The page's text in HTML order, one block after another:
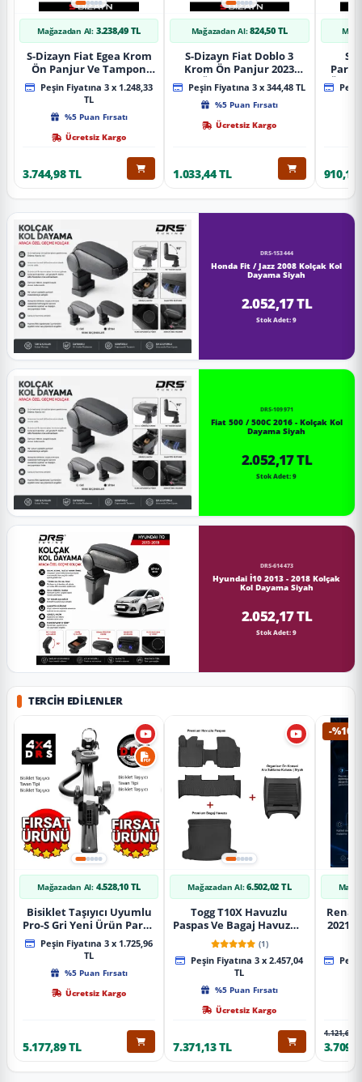
Mağazadan Al: 3.238,49 TL
S-Dizayn Fiat Egea Krom
Ön Panjur Ve Tampon
Çıta Seti Diamond Model
22 Prç. 2020 Üzeri (Parlak
Peşin Fiyatına 3 x 1.248,33
TL
%5 Puan Fırsatı
Ücretsiz Kargo
3.744,98 TL
Mağazadan Al: 824,50 TL
S-Dizayn Fiat Doblo 3
Krom Ön Panjur 2023
Üzeri A+ Kalite
Peşin Fiyatına 3 x 344,48 TL
%5 Puan Fırsatı
Ücretsiz Kargo
1.033,44 TL
S-
Ön
910,16
DRS-153444
Honda Fit / Jazz 2008 Kolçak Kol
Dayama Siyah
2.052,17 TL
Stok Adet: 9
DRS-109971
Fiat 500 / 500C 2016 - Kolçak Kol
Dayama Siyah
2.052,17 TL
Stok Adet: 9
DRS-614473
Hyundai İ10 2013 - 2018 Kolçak
Kol Dayama Siyah
2.052,17 TL
Stok Adet: 9
TERCIH EDILENLER
Mağazadan Al: 4.528,10 TL
Bisiklet Taşıyıcı Uyumlu
Pro-S Gri Yeni Ürün Parça
Tavan Tipi Bisiklet
Taşıyıcı
Peşin Fiyatına 3 x 1.725,96
TL
%5 Puan Fırsatı
Ücretsiz Kargo
5.177,89 TL
Mağazadan Al: 6.502,02 TL
Togg T10X Havuzlu
Paspas Ve Bagaj Havuzu +
Siyah Organizer
(1)
Peşin Fiyatına 3 x 2.457,04
TL
%5 Puan Fırsatı
Ücretsiz Kargo
7.371,13 TL
-%10
2021
4.121,65 TL